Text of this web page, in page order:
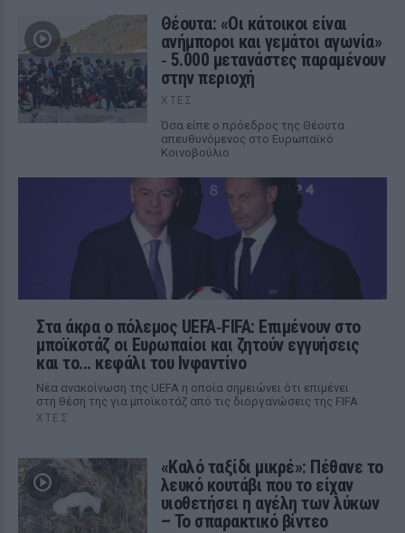
Θέουτα: «Οι κάτοικοι είναι
ανήμποροι και γεμάτοι αγωνία»
‑ 5.000 μετανάστες παραμένουν
στην περιοχή
ΧΤΕΣ
Όσα είπε ο πρόεδρος της Θέουτα
απευθυνόμενος στο Ευρωπαϊκό
Κοινοβούλιο
Στα άκρα ο πόλεμος UEFA‑FIFA: Επιμένουν στο
μποϊκοτάζ οι Ευρωπαίοι και ζητούν εγγυήσεις
και το... κεφάλι του Ινφαντίνο
Νέα ανακοίνωση της UEFA η οποία σημειώνει ότι επιμένει
στη θέση της για μποϊκοτάζ από τις διοργανώσεις της FIFA
ΧΤΕΣ
«Καλό ταξίδι μικρέ»: Πέθανε το
λευκό κουτάβι που το είχαν
υιοθετήσει η αγέλη των λύκων
– Το σπαρακτικό βίντεο